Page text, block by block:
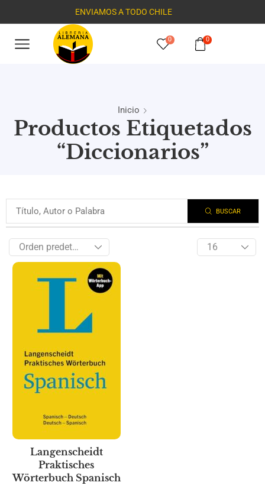
ENVIAMOS A TODO CHILE
0 0
Inicio
Productos Etiquetados
“Diccionarios”
BUSCAR
Langenscheidt
Praktisches
Wörterbuch Spanisch